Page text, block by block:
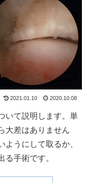
2021.01.10 2020.10.08
いて説明します。単
大差はありません
ようにして取るか、
る手術です。